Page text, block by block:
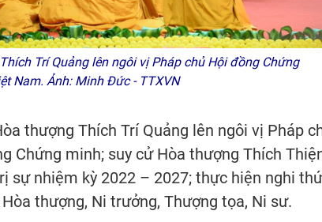
Trí Quảng lên ngôi vị Pháp chủ Hội đồng Chứng
Nam. Ảnh: Minh Đức - TTXVN
thượng Thích Trí Quảng lên ngôi vị Pháp
Chứng minh; suy cử Hòa thượng Thích
sự nhiệm kỳ 2022 – 2027; thực hiện nghi
thượng, Ni trưởng, Thượng tọa, Ni sư.